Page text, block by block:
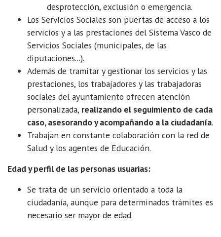
desprotección, exclusión o emergencia.
Los Servicios Sociales son puertas de acceso a los
servicios y a las prestaciones del Sistema Vasco de
Servicios Sociales (municipales, de las
diputaciones...).
Además de tramitar y gestionar los servicios y las
prestaciones, los trabajadores y las trabajadoras
sociales del ayuntamiento ofrecen atención
personalizada, realizando el seguimiento de cada
caso, asesorando y acompañando a la ciudadanía.
Trabajan en constante colaboración con la red de
Salud y los agentes de Educación.
Edad y perfil de las personas usuarias:
Se trata de un servicio orientado a toda la
ciudadanía, aunque para determinados trámites es
necesario ser mayor de edad.